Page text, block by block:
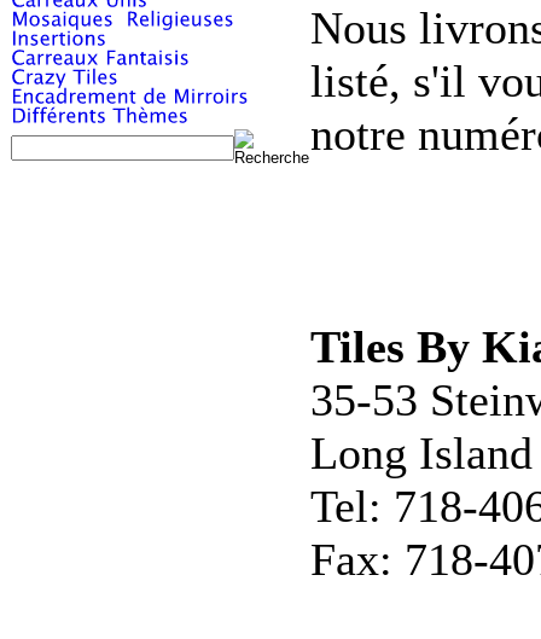
Nous
listé, s'il
notre
Tiles By
35-53
Long
Tel: 718-
Fax: 718-